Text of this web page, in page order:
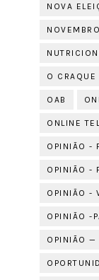
NOVA
O CRAQUE
OAB
ONLINE
OPINIÃO -
OPINIÃO -
OPINIÃO -
OPINIÃO -
OPINIÃO —